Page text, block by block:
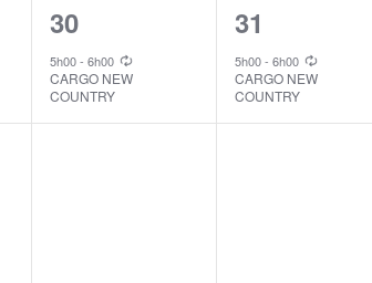
1
event,
30
5h00- 6h00
CARGO NEW
COUNTRY
1
event,
31
5h00-6h00
CARGO NEW
COUNTRY